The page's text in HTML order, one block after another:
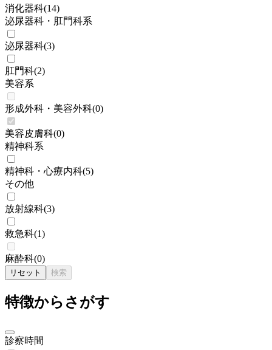
消化器科(14)
泌尿器科・肛門科系
泌尿器科(3)
肛門科(2)
美容系
形成外科・美容外科(0)
美容皮膚科(0)
精神科系
精神科・心療内科(5)
その他
放射線科(3)
救急科(1)
麻酔科(0)
リセット 検索
特徴からさがす
診察時間